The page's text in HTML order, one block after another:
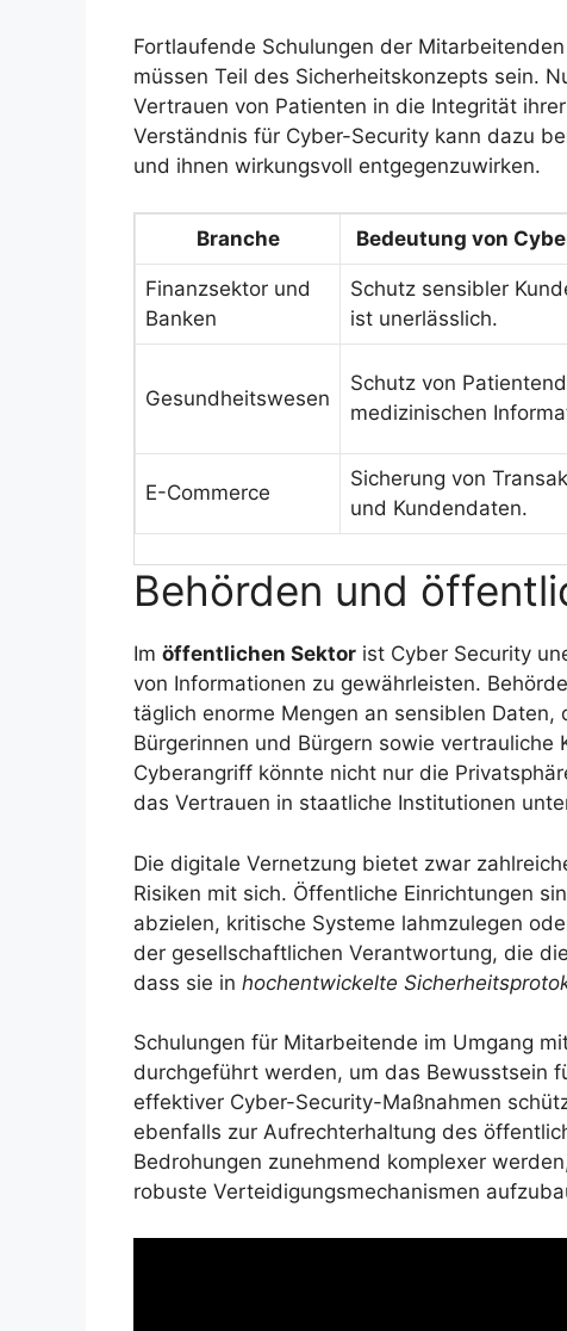
Fortlaufende Schulungen der
müssen Teil des Sicherheitskonzepts sein.
Vertrauen von Patienten in die Integrität
Verständnis für Cyber-Security kann dazu
und ihnen wirkungsvoll entgegenzuwirken.
Branche Bedeutung von
Finanzsektor und
Banken
Schutz sensibler
ist unerlässlich.
Gesundheitswesen
Schutz von
medizinischen
E-Commerce
Sicherung von
und Kundendaten.
Behörden und
Im öffentlichen Sektor ist Cyber Security
von Informationen zu gewährleisten.
täglich enorme Mengen an sensiblen
Bürgerinnen und Bürgern sowie vertrauliche
Cyberangriff könnte nicht nur die
das Vertrauen in staatliche Institutionen
Die digitale Vernetzung bietet zwar
Risiken mit sich. Öffentliche Einrichtungen
abzielen, kritische Systeme lahmzulegen
der gesellschaftlichen Verantwortung, die
dass sie in hochentwickelte
Schulungen für Mitarbeitende im Umgang
durchgeführt werden, um das Bewusstsein
effektiver Cyber-Security-Maßnahmen
ebenfalls zur Aufrechterhaltung des
Bedrohungen zunehmend komplexer
robuste Verteidigungsmechanismen